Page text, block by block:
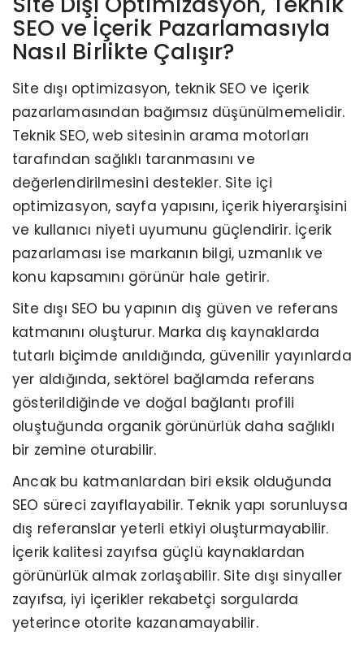
SEO ve İçerik Pazarlamasıyla
Nasıl Birlikte Çalışır?
Site dışı optimizasyon, teknik SEO ve içerik
pazarlamasından bağımsız düşünülmemelidir.
Teknik SEO, web sitesinin arama motorları
tarafından sağlıklı taranmasını ve
değerlendirilmesini destekler. Site içi
optimizasyon, sayfa yapısını, içerik hiyerarşisini
ve kullanıcı niyeti uyumunu güçlendirir. İçerik
pazarlaması ise markanın bilgi, uzmanlık ve
konu kapsamını görünür hale getirir.
Site dışı SEO bu yapının dış güven ve referans
katmanını oluşturur. Marka dış kaynaklarda
tutarlı biçimde anıldığında, güvenilir yayınlarda
yer aldığında, sektörel bağlamda referans
gösterildiğinde ve doğal bağlantı profili
oluştuğunda organik görünürlük daha sağlıklı
bir zemine oturabilir.
Ancak bu katmanlardan biri eksik olduğunda
SEO süreci zayıflayabilir. Teknik yapı sorunluysa
dış referanslar yeterli etkiyi oluşturmayabilir.
İçerik kalitesi zayıfsa güçlü kaynaklardan
görünürlük almak zorlaşabilir. Site dışı sinyaller
zayıfsa, iyi içerikler rekabetçi sorgularda
yeterince otorite kazanamayabilir.